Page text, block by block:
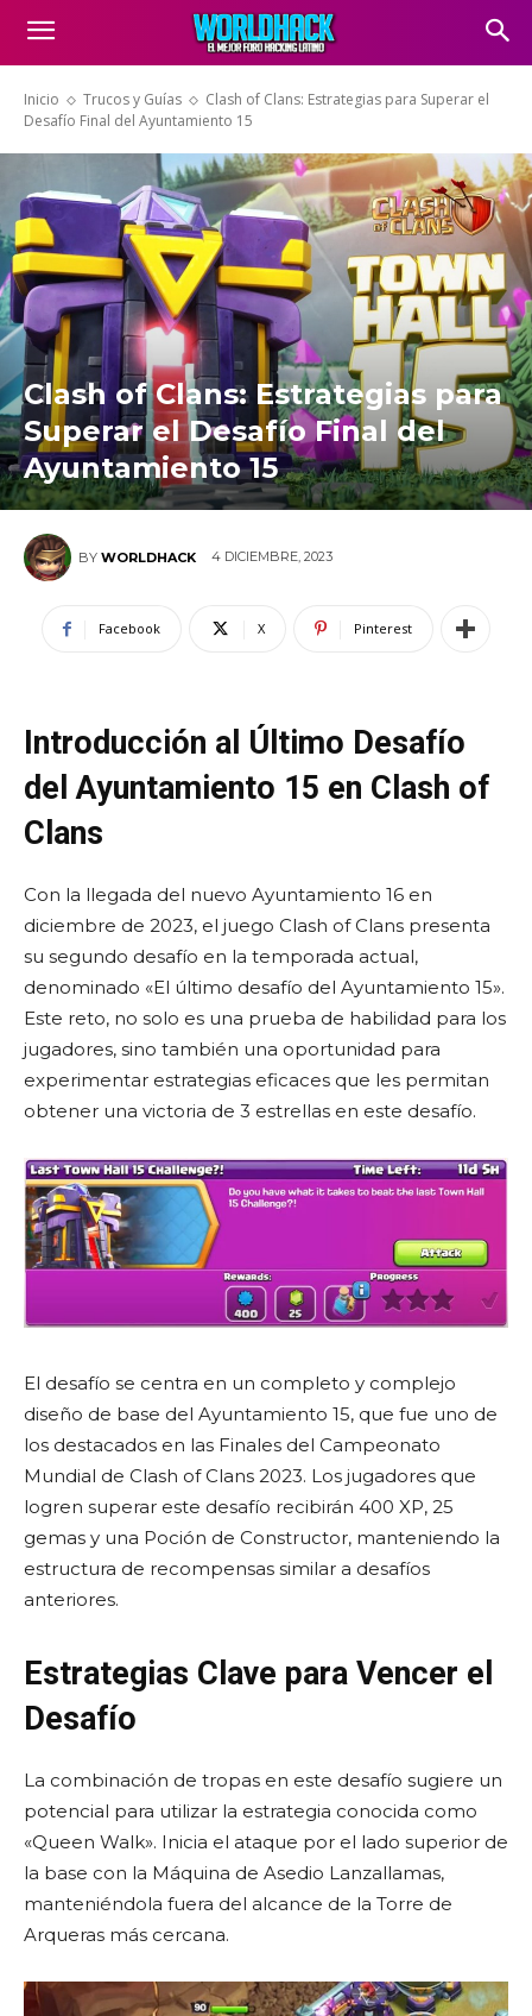
Inicio Trucos y Guías
Clash of Clans: Estrategias para Superar el
Desafío Final del Ayuntamiento 15
Clash of Clans: Estrategias para
Superar el Desafío Final del
Ayuntamiento 15
BY WORLDHACK 4 DICIEMBRE, 2023
Facebook X Pinterest
Introducción al Último Desafío
del Ayuntamiento 15 en Clash of
Clans
Con la llegada del nuevo Ayuntamiento 16 en
diciembre de 2023, el juego Clash of Clans presenta
su segundo desafío en la temporada actual,
denominado «El último desafío del Ayuntamiento 15».
Este reto, no solo es una prueba de habilidad para los
jugadores, sino también una oportunidad para
experimentar estrategias eficaces que les permitan
obtener una victoria de 3 estrellas en este desafío.
El desafío se centra en un completo y complejo
diseño de base del Ayuntamiento 15, que fue uno de
los destacados en las Finales del Campeonato
Mundial de Clash of Clans 2023. Los jugadores que
logren superar este desafío recibirán 400 XP, 25
gemas y una Poción de Constructor, manteniendo la
estructura de recompensas similar a desafíos
anteriores.
Estrategias Clave para Vencer el
Desafío
La combinación de tropas en este desafío sugiere un
potencial para utilizar la estrategia conocida como
«Queen Walk». Inicia el ataque por el lado superior de
la base con la Máquina de Asedio Lanzallamas,
manteniéndola fuera del alcance de la Torre de
Arqueras más cercana.